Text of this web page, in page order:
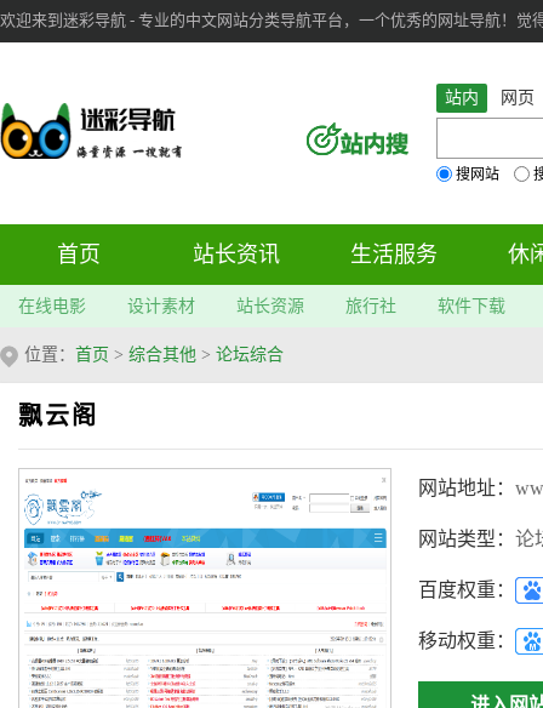
欢迎来到迷彩导航 - 专业的中文网站分类导航平台，一个优秀的网址导航！觉
站内 网页
搜网站
首页 站长资讯 生活服务 休
在线电影 设计素材 站长资源 旅行社 软件下载
位置： 首页 > 综合其他 > 论坛综合
飘云阁
网站地址：
网站类型： 论
百度权重：
移动权重：